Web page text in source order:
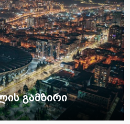
გამზირი